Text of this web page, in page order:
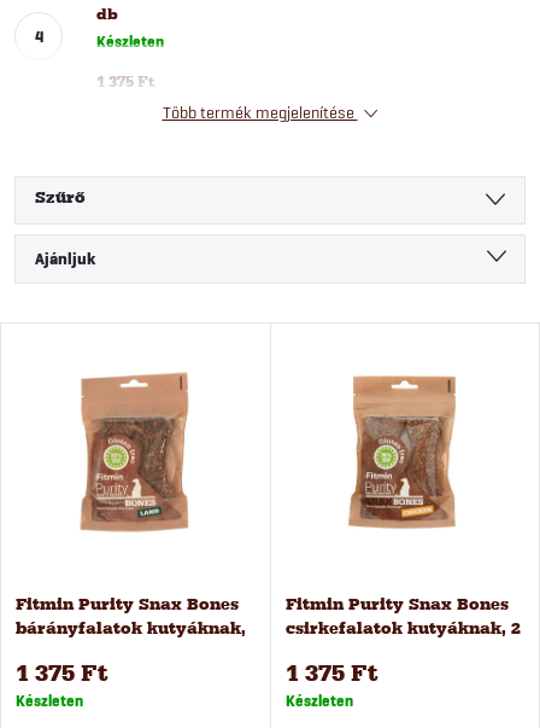
db
Készleten
1 375 Ft
Több termék megjelenítése
Szűrő
T
e
e
k
Ajánljuk
Legnépszerűbb termékek
ABC szerint
é
k
e
Fitmin Purity Snax Bones
bárányfalatok kutyáknak,
1 375 Ft
Készleten
Fitmin Purity Snax Bones
csirkefalatok kutyáknak, 2
1 375 Ft
Készleten